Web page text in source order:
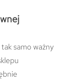
samo ważny